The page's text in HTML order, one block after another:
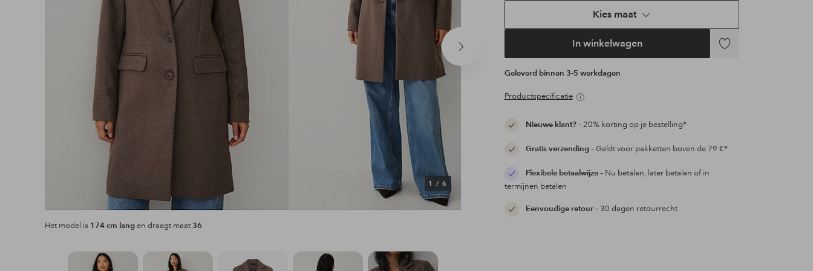
Volgend
1/ 6
Het model is 174 cm langen draagt maat36
Kies maat
In winkelwagen
Toevoegen
Geleverd binnen 3-5 werkdagen
Productspecificatie
Nieuwe klant?– 20% korting op je bestelling*
Gratis verzending– Geldt voor pakketten boven de 79 €*
Flexibele betaalwijze– Nu betalen, later betalen of in
termijnen betalen
Eenvoudige retour– 30 dagen retourrecht